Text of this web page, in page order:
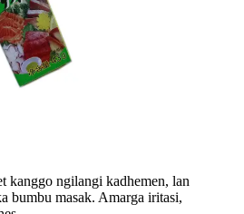
kanggo ngilangi kadhemen, lan
bumbu masak. Amarga iritasi,